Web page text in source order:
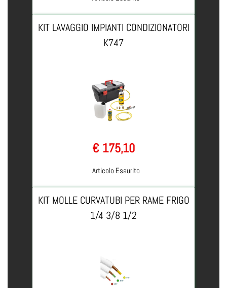
KIT LAVAGGIO IMPIANTI CONDIZIONATORI
K747
€ 175,10
Articolo Esaurito
KIT MOLLE CURVATUBI PER RAME FRIGO
1/4 3/8 1/2